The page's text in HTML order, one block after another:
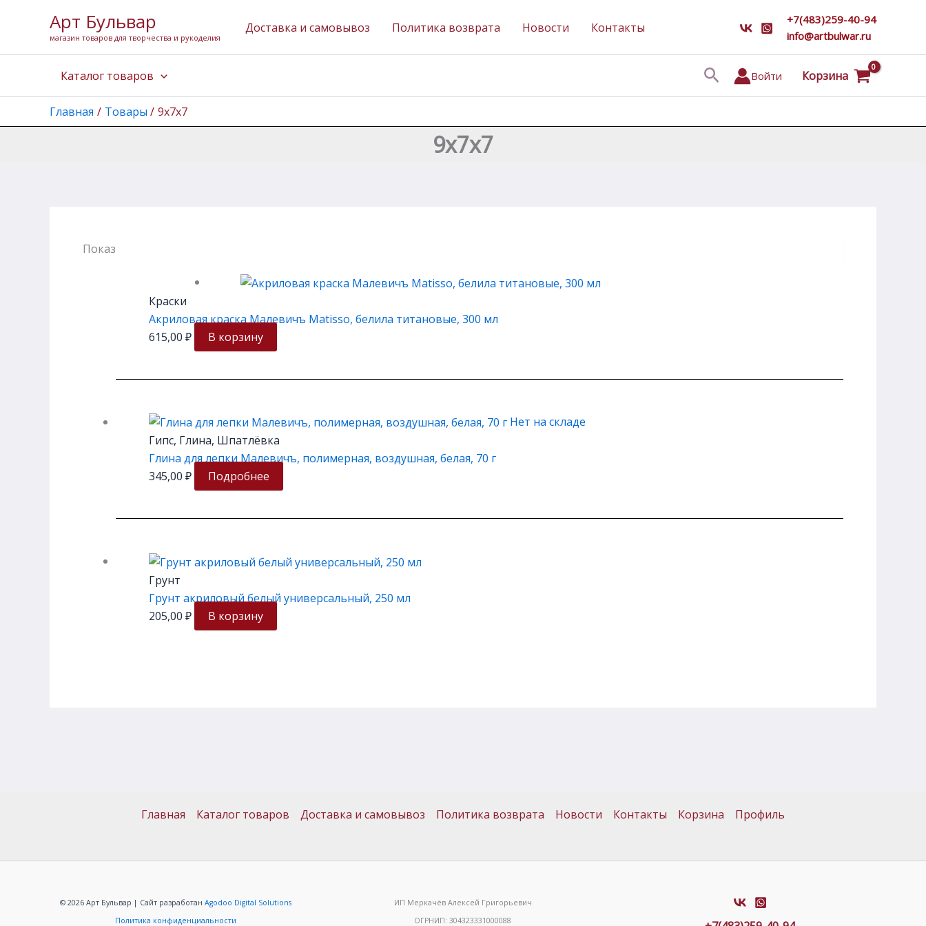
содержимому
Арт Бульвар
магазин товаров для творчества и рукоделия
Доставка и самовывоз Политика возврата Новости Контакты
+7(483)259-40-94
info@artbulwar.ru
Каталог товаров ПоискВойти Корзина
Главная Товары 9х7х7
9х7х7
Показаны все результаты (3)
Краски
Акриловая краска Малевичъ Matisso, белила титановые, 300 мл
615,00 ₽ В корзину
Нет на складе
Гипс, Глина, Шпатлёвка
Глина для лепки Малевичъ, полимерная, воздушная, белая, 70 г
345,00 ₽ Подробнее
Грунт
Грунт акриловый белый универсальный, 250 мл
205,00 ₽ В корзину
Главная Каталог товаров Доставка и самовывоз Политика возврата Новости Контакты Корзина Профиль
© 2026 Арт Бульвар | Сайт разработанAgodoo Digital Solutions
Политика конфиденциальности
ИП Меркачёв Алексей Григорьевич
ОГРНИП: 304323331000088